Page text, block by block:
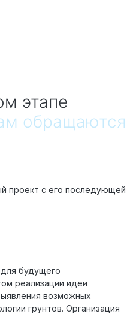
этапе
обращаются
проект с его последующей
будущего
реализации идеи
возможных
грунтов. Организация